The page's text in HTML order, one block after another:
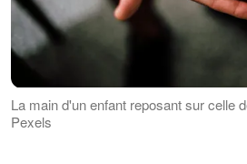
La main d'un enfant reposant sur celle
Pexels